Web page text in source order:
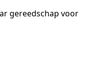
gereedschap voor